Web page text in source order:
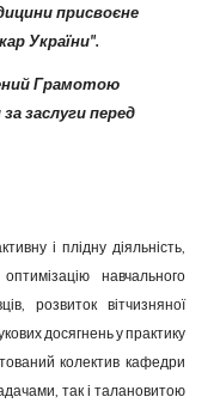
присвоєне
України".
Грамотою
заслуги перед
і плідну діяльність,
навчального
розвиток вітчизняної
досягнень у практику
колектив кафедри
так і талановитою